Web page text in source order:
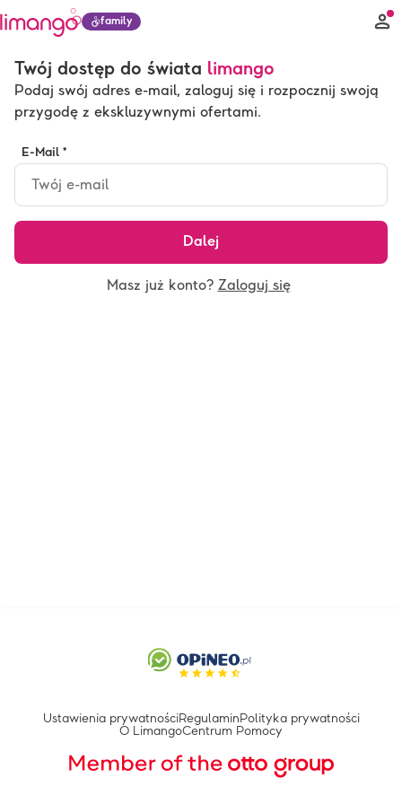
family
Twój dostęp do świata limango
Podaj swój adres e-mail, zaloguj się i rozpocznij swoją
przygodę z ekskluzywnymi ofertami.
E-Mail *
Dalej
Masz już konto? Zaloguj się
Ustawienia prywatnościRegulamin Polityka prywatności
O LimangoCentrum Pomocy